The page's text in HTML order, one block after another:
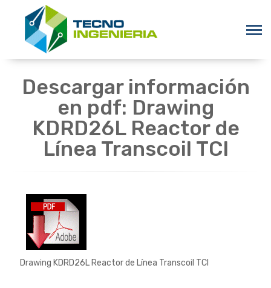
Descargar información
en pdf: Drawing
KDRD26L Reactor de
Línea Transcoil TCI
Drawing KDRD26L Reactor de Línea Transcoil TCI